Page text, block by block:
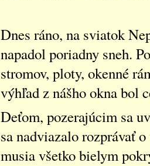
Dnes ráno, na sviatok
napadol poriadny sneh.
stromov, ploty, okenné
výhľad z nášho okna bol
Deťom, pozerajúcim sa
sa nadviazalo rozprávať
musia všetko bielym